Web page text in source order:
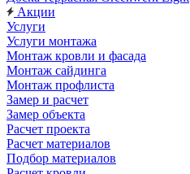
Акции
Услуги
Услуги монтажа
Монтаж кровли и фасада
Монтаж сайдинга
Монтаж профлиста
Замер и расчет
Замер объекта
Расчет проекта
Расчет материалов
Подбор материалов